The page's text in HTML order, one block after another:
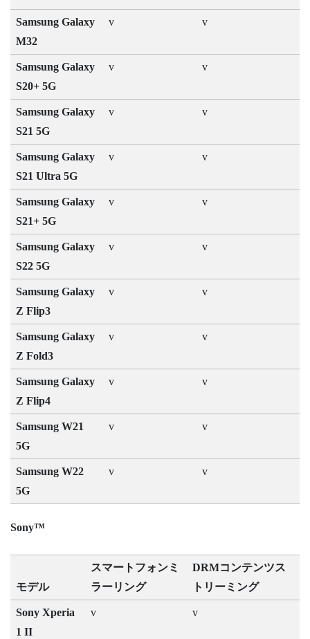
Samsung Galaxy
M32
v v
Samsung Galaxy
S20+ 5G
v v
Samsung Galaxy
S21 5G
v v
Samsung Galaxy
S21 Ultra 5G
v v
Samsung Galaxy
S21+ 5G
v v
Samsung Galaxy
S22 5G
v v
Samsung Galaxy
Z Flip3
v v
Samsung Galaxy
Z Fold3
v v
Samsung Galaxy
Z Flip4
v v
Samsung W21
5G
v v
Samsung W22
5G
v v
Sony™
モデル
スマートフォンミ
ラーリング
DRMコンテンツス
トリーミング
Sony Xperia
1 II
v v